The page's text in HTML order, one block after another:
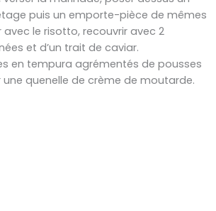
puis un emporte-pièce de mêmes
avec le risotto, recouvrir avec 2
et d’un trait de caviar.
en tempura agrémentés de pousses
une quenelle de crème de moutarde.